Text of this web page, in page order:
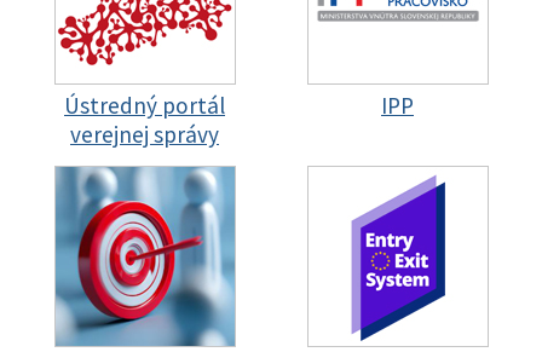
Ústredný portál
verejnej správy
IPP